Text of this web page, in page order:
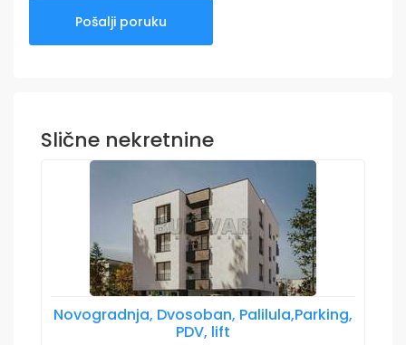
Slične nekretnine
Novogradnja, Dvosoban, Palilula,Parking,
PDV, lift